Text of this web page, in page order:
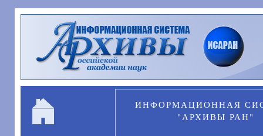
Перейти к основному содержанию
ИНФОРМАЦИОННАЯ
"АРХИВЫ РАН"